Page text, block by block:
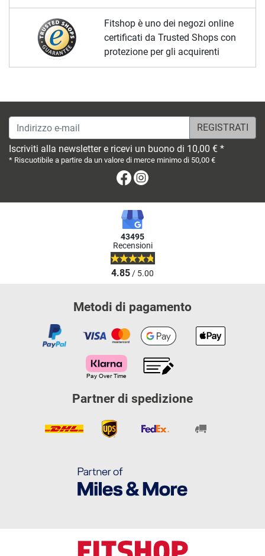
Fitshop è uno dei negozi online
certificati da Trusted Shops con
protezione per gli acquirenti
Indirizzo e-mail
Iscriviti alla newsletter e ricevi un buono di 10,00 € *
* Riscuotibile a partire da un valore di merce minimo di 50,00 €
Facebook
43495
Recensioni
4.85/ 5.00
Metodi di pagamento
Partner di spedizione